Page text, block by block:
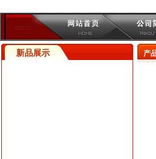
新品展示 产